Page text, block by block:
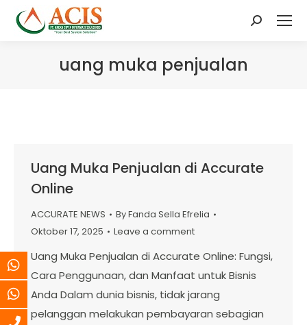
Search:
uang muka penjualan
Uang Muka Penjualan di Accurate
Online
ACCURATE NEWS ByFanda Sella Efrelia
Oktober 17, 2025
Leave a comment
Uang Muka Penjualan di Accurate Online: Fungsi,
Cara Penggunaan, dan Manfaat untuk Bisnis
Anda Dalam dunia bisnis, tidak jarang
pelanggan melakukan pembayaran sebagian